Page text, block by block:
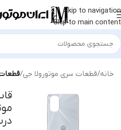
Skip to navigation
Skip to main content
خانه قطعات سری موتورولا جی قطعات